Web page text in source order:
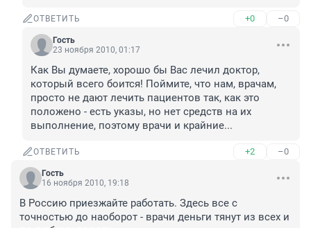
ОТВЕТИТЬ +0 –0
Гость
23 ноября 2010, 01:17
Как Вы думаете, хорошо бы Вас лечил доктор,
который всего боится! Поймите, что нам, врачам,
просто не дают лечить пациентов так, как это
положено - есть указы, но нет средств на их
выполнение, поэтому врачи и крайние...
ОТВЕТИТЬ +2 –0
Гость
16 ноября 2010, 19:18
В Россию приезжайте работать. Здесь все с
точностью до наоборот - врачи деньги тянут из всех и